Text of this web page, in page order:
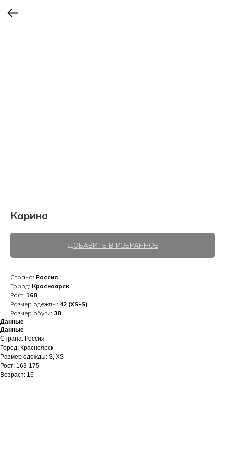
Карина
ДОБАВИТЬ В ИЗБРАННОЕ
Страна: Россия
Город: Красноярск
Рост: 168
Размер одежды: 42 (XS-S)
Размер обуви: 38
Данные
Данные
Страна: Россия
Город: Красноярск
Размер одежды: S, XS
Рост: 163-175
Возраст: 16